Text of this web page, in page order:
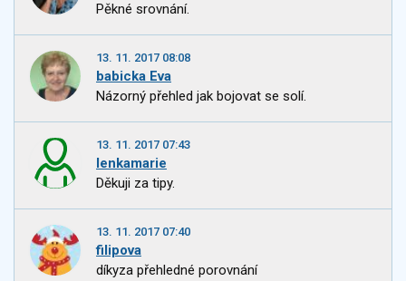
Pěkné srovnání.
13. 11. 2017 08:08
babicka Eva
Názorný přehled jak bojovat se solí.
13. 11. 2017 07:43
lenkamarie
Děkuji za tipy.
13. 11. 2017 07:40
filipova
díkyza přehledné porovnání